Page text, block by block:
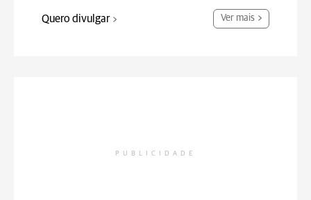
Quero divulgar Ver mais
PUBLICIDADE